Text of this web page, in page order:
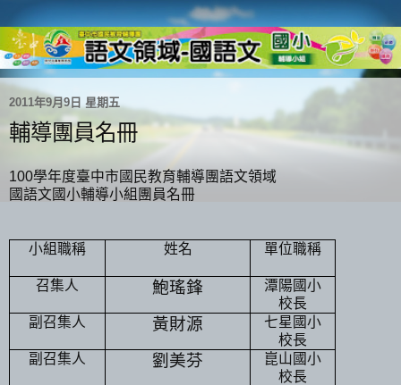
2011年9月9日 星期五
輔導團員名冊
100學年度臺中市國民教育輔導團語文領域
國語文國小輔導小組團員名冊
小組職稱 姓名 單位職稱
召集人 鮑瑤鋒
潭陽國小
校長
副召集人
黃財源
七星國小
校長
副召集人
劉美芬
崑山國小
校長